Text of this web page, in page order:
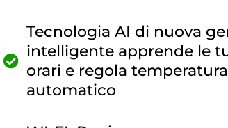
Tecnologia AI di nuova
intelligente apprende le
orari e regola
automatico